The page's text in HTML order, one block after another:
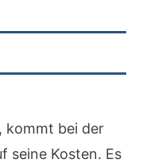
kommt bei der
seine Kosten. Es